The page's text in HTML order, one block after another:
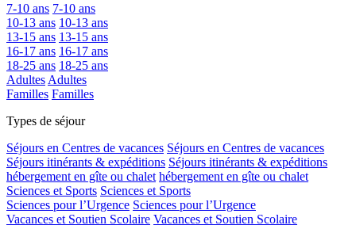
7-10 ans 7-10 ans
10-13 ans 10-13 ans
13-15 ans 13-15 ans
16-17 ans 16-17 ans
18-25 ans 18-25 ans
Adultes Adultes
Familles Familles
Types de séjour
Séjours en Centres de vacances Séjours en Centres de vacances
Séjours itinérants & expéditions Séjours itinérants & expéditions
hébergement en gîte ou chalet hébergement en gîte ou chalet
Sciences et Sports Sciences et Sports
Sciences pour l’Urgence Sciences pour l’Urgence
Vacances et Soutien Scolaire Vacances et Soutien Scolaire